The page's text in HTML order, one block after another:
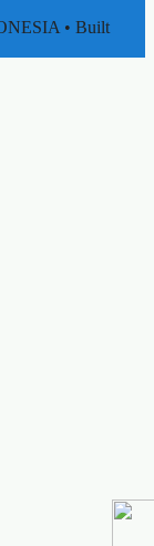
• Built